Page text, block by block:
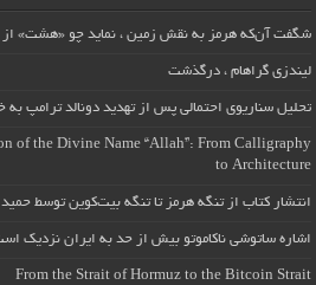
شگفت آن‌که هرمز به نقش زمین ، نماید چو «هشت» از
لیندزی گراهام ، درگذشت
تحلیل سناریوی احتمالی پس از تهدید دونالد ترامپ به
of the Divine Name “Allah”: From Calligraphy
to Architecture
انتشار کتاب از تنگه هرمز تا تنگه بیت‌کوین توسط حمید
اشاره ساتوشی ناکاموتو بیش از حد به ایران نزدیک
From the Strait of Hormuz to the Bitcoin Strait